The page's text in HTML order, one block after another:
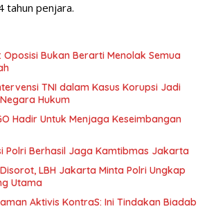
tahun penjara.
Oposisi Bukan Berarti Menolak Semua
TNI dalam Kasus Korupsi Jadi
Hukum
Hadir Untuk Menjaga Keseimbangan
Polri Berhasil Jaga Kamtibmas Jakarta
LBH Jakarta Minta Polri Ungkap
Utama
Aktivis KontraS: Ini Tindakan Biadab